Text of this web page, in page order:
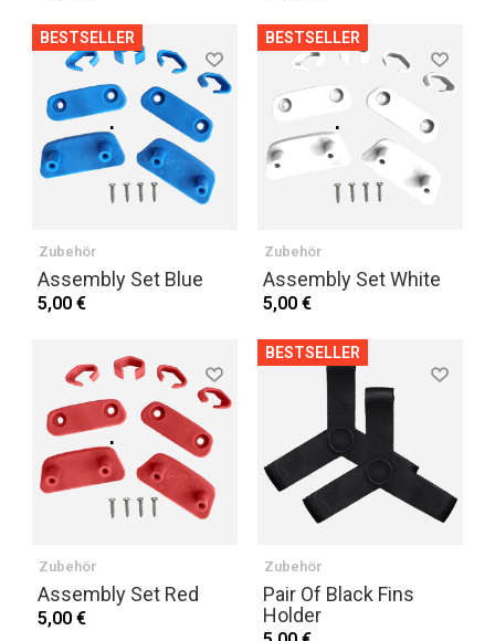
BESTSELLER
Zubehör
Assembly Set Blue
5,00 €
BESTSELLER
Zubehör
Assembly Set White
5,00 €
Zubehör
Assembly Set Red
5,00 €
BESTSELLER
Zubehör
Pair Of Black Fins
Holder